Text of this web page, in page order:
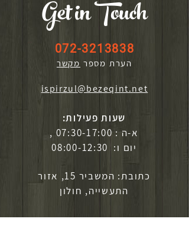
Get in Touch
072-3213838
הערת מספר מקשר
ispirzul@bezeqint.net
שעות פעילות:
א-ה : 07:30-17:00 ,
יום ו: 08:00-12:30
כתובת: המשביר 15, אזור
התעשייה, חולון